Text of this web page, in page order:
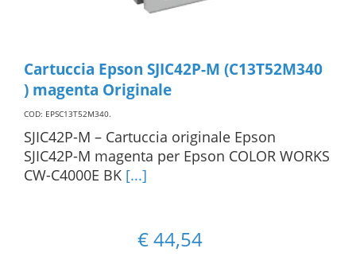
Cartuccia Epson SJIC42P-M (C13T52M340
) magenta Originale
COD: EPSC13T52M340.
SJIC42P-M – Cartuccia originale Epson
SJIC42P-M magenta per Epson COLOR WORKS
CW-C4000E BK [...]
€44,54